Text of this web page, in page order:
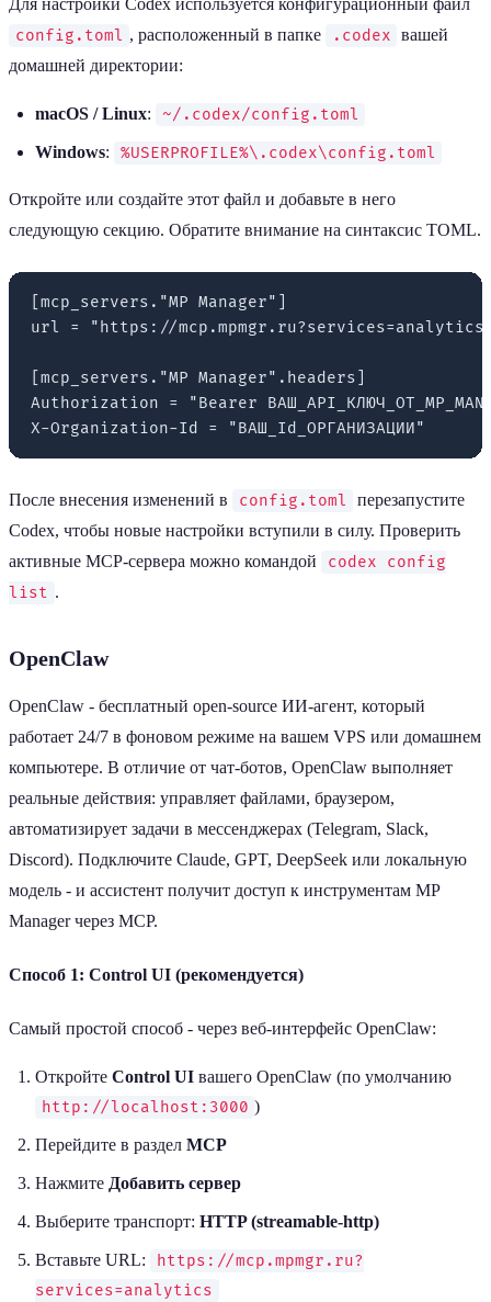
config.toml , расположенный в папке .codex вашей
домашней директории:
macOS / Linux:
~/.codex/config.toml
Windows: %USERPROFILE%\.codex\config.toml
Откройте или создайте этот файл и добавьте в него
следующую секцию. Обратите внимание на синтаксис TOML.
[mcp_servers."MP Manager"]
url = "https://
[mcp_servers."MP Manager".headers]
Authorization = "Bearer
После внесения изменений в config.toml
перезапустите
Codex, чтобы новые настройки вступили в силу. Проверить
активные MCP-сервера можно командой
codex config
list .
OpenClaw
OpenClaw - бесплатный open-source ИИ-агент, который
работает 24/7 в фоновом режиме на вашем VPS или домашнем
компьютере. В отличие от чат-ботов, OpenClaw выполняет
реальные действия: управляет файлами, браузером,
автоматизирует задачи в мессенджерах (Telegram, Slack,
Discord). Подключите Claude, GPT, DeepSeek или локальную
модель - и ассистент получит доступ к инструментам MP
Manager через MCP.
Способ 1: Control UI (рекомендуется)
Самый простой способ - через веб-интерфейс OpenClaw:
Откройте Control UI вашего OpenClaw (по умолчанию
http://localhost:3000 )
Перейдите в раздел MCP
Нажмите Добавить сервер
Выберите транспорт: HTTP (streamable-http)
Вставьте URL:
https://mcp.mpmgr.ru?
services=analytics